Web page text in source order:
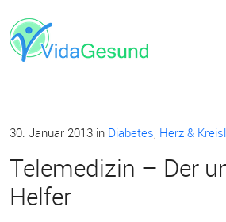
30. Januar 2013 in Diabetes, Herz &
Telemedizin – Der
Helfer